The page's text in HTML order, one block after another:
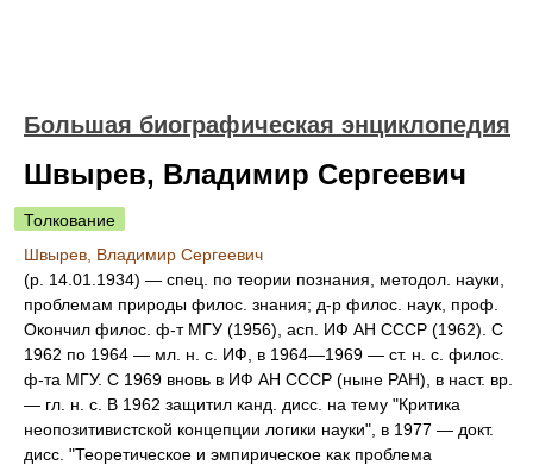
Большая биографическая энциклопедия
Швырев, Владимир Сергеевич
Толкование
Швырев, Владимир Сергеевич
(р. 14.01.1934) — спец. по теории познания, методол. науки,
проблемам природы филос. знания; д-р филос. наук, проф.
Окончил филос. ф-т МГУ (1956), асп. ИФ АН СССР (1962). С
1962 по 1964 — мл. н. с. ИФ, в 1964—1969 — ст. н. с. филос.
ф-та МГУ. С 1969 вновь в ИФ АН СССР (ныне РАН), в наст. вр.
— гл. н. с. В 1962 защитил канд. дисс. на тему "Критика
неопозитивистской концепции логики науки", в 1977 — докт.
дисс. "Теоретическое и эмпирическое как проблема